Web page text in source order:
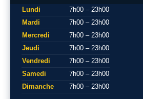
Lundi
7h00 – 23h00
Mardi
7h00 – 23h00
Mercredi
7h00 – 23h00
Jeudi
7h00 – 23h00
Vendredi
7h00 – 23h00
Samedi
7h00 – 23h00
Dimanche
7h00 – 23h00